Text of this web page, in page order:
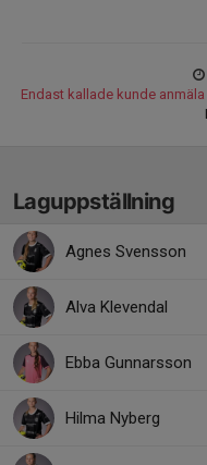
Endast kallade kunde
Laguppställning
Agnes Svensson
Alva Klevendal
Ebba Gunnarsson
Hilma Nyberg